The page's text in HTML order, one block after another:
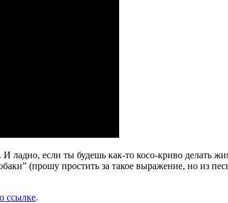
если ты будешь как-то косо-криво делать
(прошу простить за такое выражение, но из
ссылке.